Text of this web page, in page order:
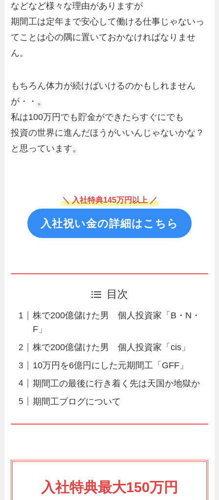
などなど様々な理由がありますが
期間工は定年まで安心して働ける仕事じゃないっ
てことは心の隅に置いておかなければなりませ
ん。
もちろん体力が続けばいけるのかもしれません
が・・。
私は100万円でも貯金ができたらすぐにでも
投資の世界に進んだほうがいいんじゃないかな？
と思っています。
＼ 入社特典145万円以上 ／
入社祝い金の詳細はこちら
目次
株で200億儲けた男 個人投資家「B・N・
F」
株で200億儲けた男 個人投資家「cis」
10万円を6億円にした元期間工「GFF」
期間工の最後に行き着く先は天国か地獄か
期間工ブログについて
入社特典最大150万円